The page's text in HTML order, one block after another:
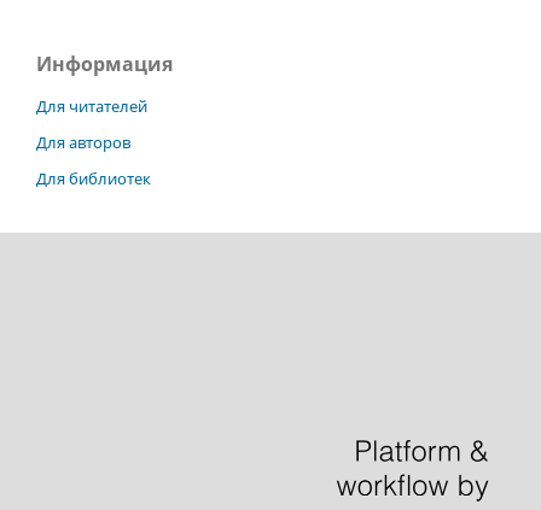
Информация
Для читателей
Для авторов
Для библиотек